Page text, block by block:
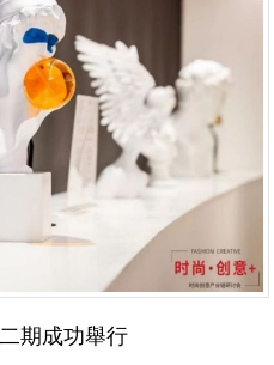
期成功舉行